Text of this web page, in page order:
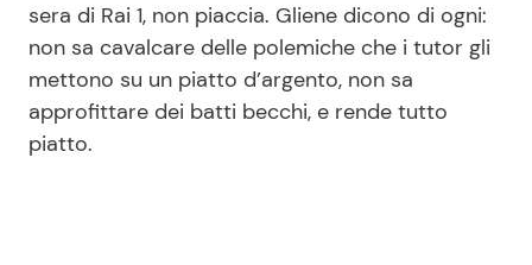
Viaggi e Turismo
Festività
Ricette Feste
Ricette per Bambini
sera di Rai 1, non piaccia. Gliene dicono di ogni:
non sa cavalcare delle polemiche che i tutor gli
mettono su un piatto d’argento, non sa
approfittare dei batti becchi, e rende tutto
piatto.